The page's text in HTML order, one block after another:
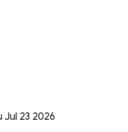
Jul 23 2026